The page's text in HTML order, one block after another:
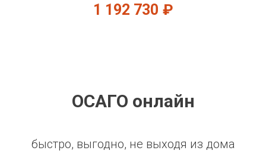
1 192 730 ₽
ОСАГО онлайн
быстро, выгодно, не выходя из дома